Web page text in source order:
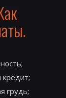
кредит;
грудь;